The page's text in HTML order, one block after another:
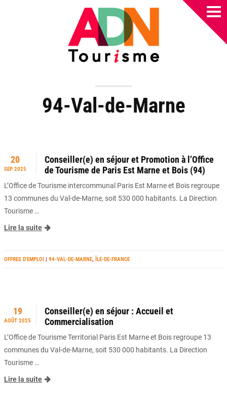
94-Val-de-Marne
20
SEP 2025
Conseiller(e) en séjour et Promotion à l’Office
de Tourisme de Paris Est Marne et Bois (94)
L’Office de Tourisme intercommunal Paris Est Marne et Bois regroupe
13 communes du Val-de-Marne, soit 530 000 habitants. La Direction
Tourisme …
Lire la suite
OFFRES D’EMPLOI | 94-VAL-DE-MARNE, ÎLE-DE-FRANCE
19
AOÛT 2025
Conseiller(e) en séjour : Accueil et
Commercialisation
L’Office de Tourisme Territorial Paris Est Marne et Bois regroupe 13
communes du Val-de-Marne, soit 530 000 habitants. La Direction
Tourisme …
Lire la suite